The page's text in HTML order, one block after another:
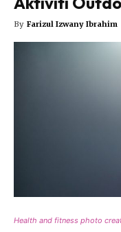
Fit Rapi
Glow Up
Dapatkan cerita,
By Farizul Izwany Ibrahim
Health and fitness photo